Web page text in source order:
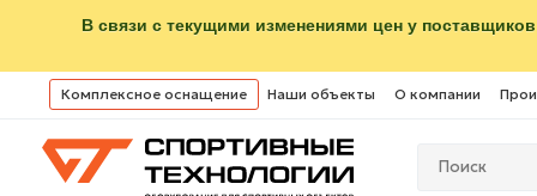
В связи с текущими изменениями цен у
Комплексное оснащение Наши объекты О компании